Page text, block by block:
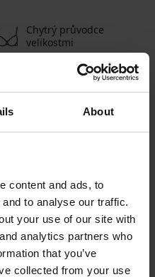
About
content and ads, to
to analyse our traffic.
your use of our site with
analytics partners who
that you’ve
collected from your use
Chytrý průvodce
velikostmi